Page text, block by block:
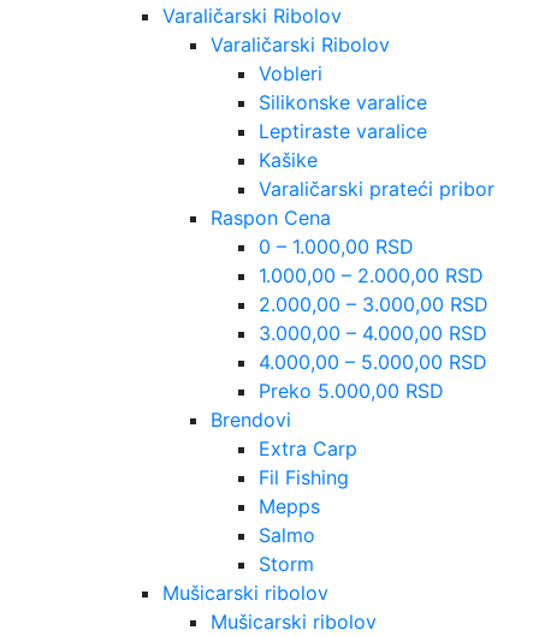
Varaličarski Ribolov
Varaličarski Ribolov
Vobleri
Silikonske varalice
Leptiraste varalice
Kašike
Varaličarski prateći pribor
Raspon Cena
0 – 1.000,00 RSD
1.000,00 – 2.000,00 RSD
2.000,00 – 3.000,00 RSD
3.000,00 – 4.000,00 RSD
4.000,00 – 5.000,00 RSD
Preko 5.000,00 RSD
Brendovi
Extra Carp
Fil Fishing
Mepps
Salmo
Storm
Mušicarski ribolov
Mušicarski ribolov